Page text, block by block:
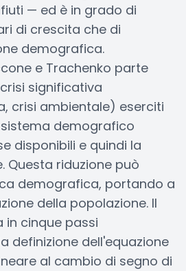
— ed è in grado di
di crescita che di
demografica.
e Trachenko parte
significativa
crisi ambientale) eserciti
demografico
disponibili e quindi la
riduzione può
demografica, portando a
della popolazione. Il
in cinque passi
definizione dell'equazione
al cambio di segno di